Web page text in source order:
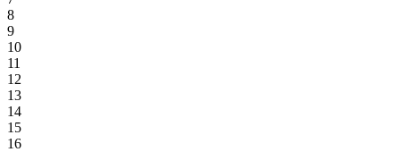
8
9
10
11
12
13
14
15
16